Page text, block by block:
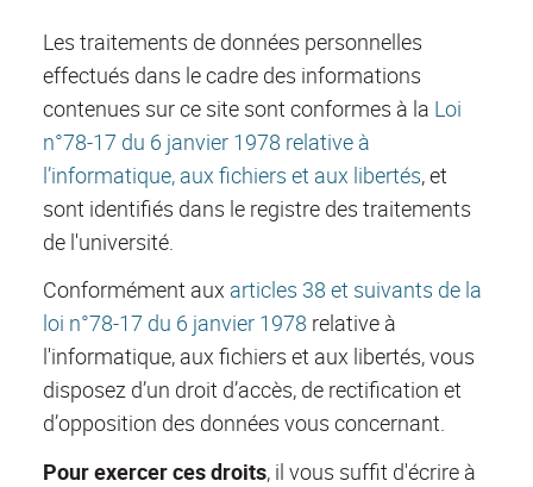
Les traitements de données personnelles
effectués dans le cadre des informations
contenues sur ce site sont conformes à la Loi
n°78-17 du 6 janvier 1978 relative à
l’informatique, aux fichiers et aux libertés, et
sont identifiés dans le registre des traitements
de l'université.
Conformément aux articles 38 et suivants de la
loi n°78-17 du 6 janvier 1978 relative à
l'informatique, aux fichiers et aux libertés, vous
disposez d’un droit d’accès, de rectification et
d’opposition des données vous concernant.
Pour exercer ces droits, il vous suffit d'écrire à